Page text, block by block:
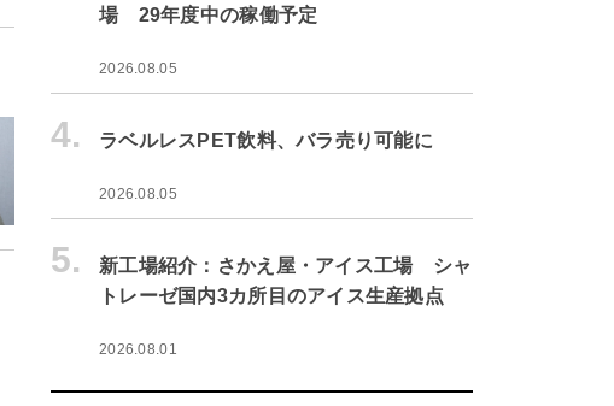
場 29年度中の稼働予定
2026.08.05
4. ラベルレスPET飲料、バラ売り可能に
2026.08.05
5.
新工場紹介：さかえ屋・アイス工場 シャ
トレーゼ国内3カ所目のアイス生産拠点
2026.08.01